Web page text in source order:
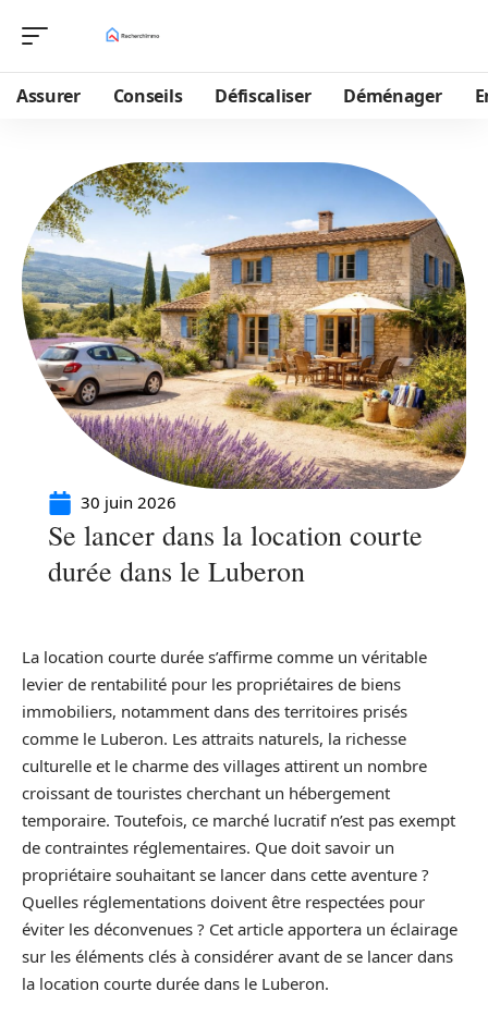
Assurer Conseils Défiscaliser Déménager
30 juin 2026
Se lancer dans la location courte
durée dans le Luberon
La location courte durée s’affirme comme un véritable
levier de rentabilité pour les propriétaires de biens
immobiliers, notamment dans des territoires prisés
comme le Luberon. Les attraits naturels, la richesse
culturelle et le charme des villages attirent un nombre
croissant de touristes cherchant un hébergement
temporaire. Toutefois, ce marché lucratif n’est pas exempt
de contraintes réglementaires. Que doit savoir un
propriétaire souhaitant se lancer dans cette aventure ?
Quelles réglementations doivent être respectées pour
éviter les déconvenues ? Cet article apportera un éclairage
sur les éléments clés à considérer avant de se lancer dans
la location courte durée dans le Luberon.